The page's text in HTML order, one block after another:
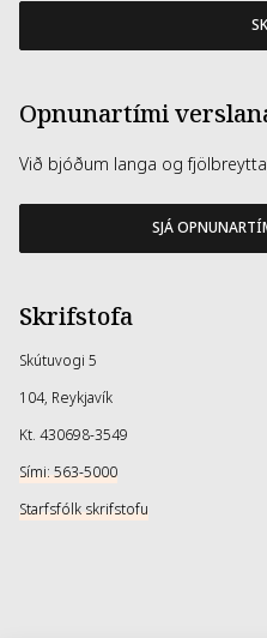
Opnunartími
Við bjóðum langa og
SJÁ
Skrifstofa
Skútuvogi 5
104, Reykjavík
Kt. 430698-3549
Sími: 563-5000
Starfsfólk skrifstofu